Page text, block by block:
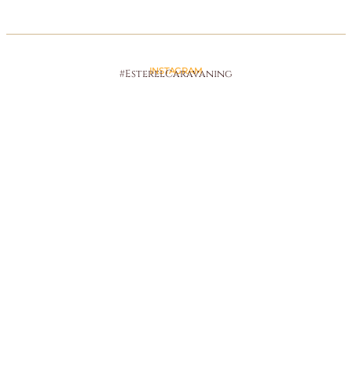
INSTAGRAM
#EsterelCaravaning